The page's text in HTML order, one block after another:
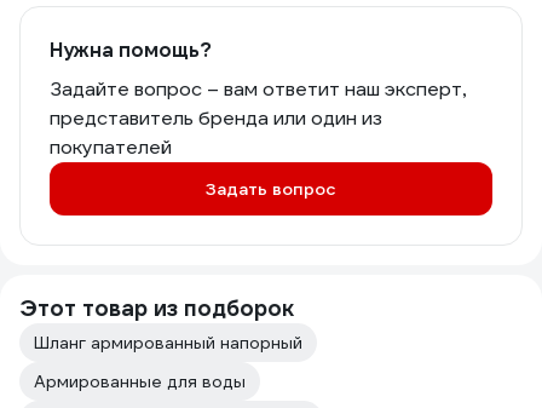
Нужна помощь?
Задайте вопрос – вам ответит наш эксперт,
представитель бренда или один из
покупателей
Задать вопрос
Этот товар из подборок
Шланг армированный напорный
Армированные для воды